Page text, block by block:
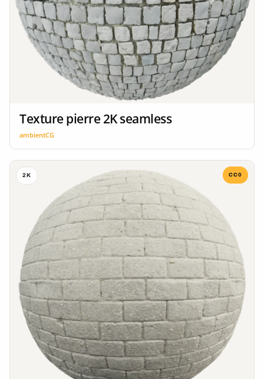
Texture pierre 2K seamless
ambientCG
2K CC0